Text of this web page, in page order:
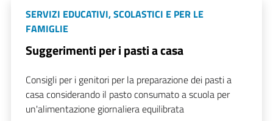
SERVIZI EDUCATIVI, SCOLASTICI E PER LE
FAMIGLIE
Suggerimenti per i pasti a casa
Consigli per i genitori per la preparazione dei pasti a
casa considerando il pasto consumato a scuola per
un'alimentazione giornaliera equilibrata